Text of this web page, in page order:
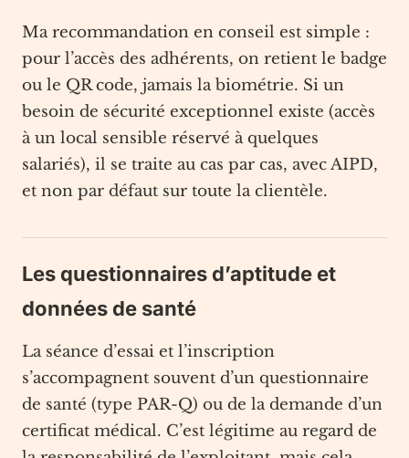
Ma recommandation en conseil est simple :
pour l’accès des adhérents, on retient le badge
ou le QR code, jamais la biométrie. Si un
besoin de sécurité exceptionnel existe (accès
à un local sensible réservé à quelques
salariés), il se traite au cas par cas, avec AIPD,
et non par défaut sur toute la clientèle.
Les questionnaires d’aptitude et
données de santé
La séance d’essai et l’inscription
s’accompagnent souvent d’un questionnaire
de santé (type PAR-Q) ou de la demande d’un
certificat médical. C’est légitime au regard de